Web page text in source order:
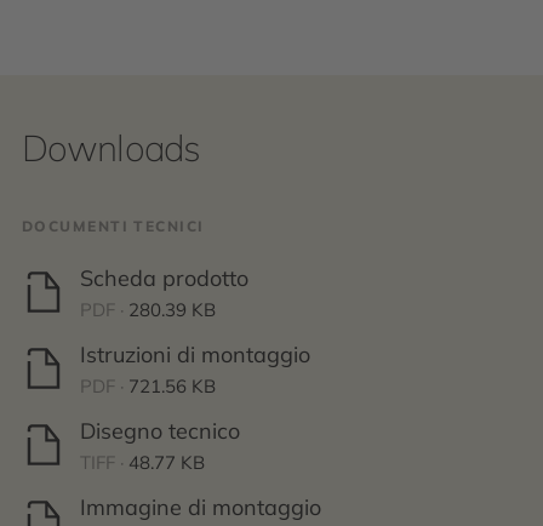
Downloads
DOCUMENTI TECNICI
Scheda prodotto
PDF · 280.39 KB
Istruzioni di montaggio
PDF · 721.56 KB
Disegno tecnico
TIFF · 48.77 KB
Immagine di montaggio